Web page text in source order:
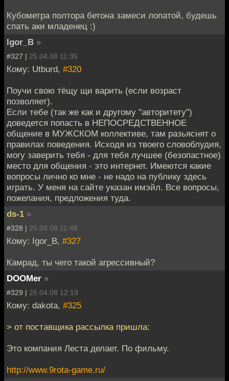
Кубометра полтора бетона замеси лопатой, будешь
спать аки младенец :)
Igor_B »
#327 | 25.04.08 11:35
Кому: Utburd, #320
Поучи свою тёщу щи варить (если возраст
позволяет).
Если тебе (так же как и другому "авторитету")
доведется попасть в НЕПОСРЕДСТВЕННОЕ
общение в МУЖСКОМ коллективе, там разьяснят о
правилах поведения. Исходя из твоего словоблудия,
могу заверить тебя - для тебя лучшее (безопастное)
место для общения - это интернет. Имеются какие
вопросы лично ко мне - не надо на публику здесь
играть. У меня на сайте указан имэйл. Все вопросы,
пожелания, предложения туда.
ds-1 »
#328 | 25.04.08 11:48
Кому: Igor_B, #327
Камрад, ты чего такой агрессивный?
DOOMer »
#329 | 25.04.08 12:19
Кому: dakota, #325
> от поставщика рассылка пришла:
Это компания Леста делает. По фильму.
http://www.9rota-game.ru/